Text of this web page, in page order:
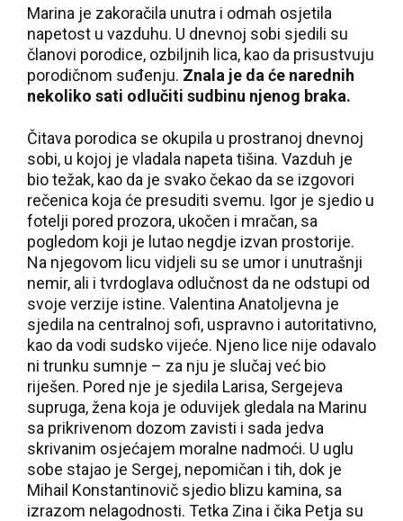
Marina je zakoračila unutra i odmah osjetila
napetost u vazduhu. U dnevnoj sobi sjedili su
članovi porodice, ozbiljnih lica, kao da prisustvuju
porodičnom suđenju. Znala je da će narednih
nekoliko sati odlučiti sudbinu njenog braka.
Čitava porodica se okupila u prostranoj dnevnoj
sobi, u kojoj je vladala napeta tišina. Vazduh je
bio težak, kao da je svako čekao da se izgovori
rečenica koja će presuditi svemu. Igor je sjedio u
fotelji pored prozora, ukočen i mračan, sa
pogledom koji je lutao negdje izvan prostorije.
Na njegovom licu vidjeli su se umor i unutrašnji
nemir, ali i tvrdoglava odlučnost da ne odstupi od
svoje verzije istine. Valentina Anatoljevna je
sjedila na centralnoj sofi, uspravno i autoritativno,
kao da vodi sudsko vijeće. Njeno lice nije odavalo
ni trunku sumnje – za nju je slučaj već bio
riješen. Pored nje je sjedila Larisa, Sergejeva
supruga, žena koja je oduvijek gledala na Marinu
sa prikrivenom dozom zavisti i sada jedva
skrivanim osjećajem moralne nadmoći. U uglu
sobe stajao je Sergej, nepomičan i tih, dok je
Mihail Konstantinovič sjedio blizu kamina, sa
izrazom nelagodnosti. Tetka Zina i čika Petja su